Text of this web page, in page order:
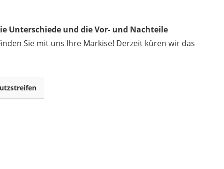
Unterschiede und die Vor- und Nachteile
Sie mit uns Ihre Markise! Derzeit küren wir das